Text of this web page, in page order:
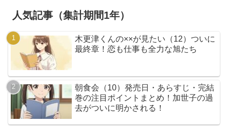
人気記事（集計期間1年）
木更津くんの××が見たい（12）ついに
最終章！恋も仕事も全力な旭たち
朝食会（10）発売日・あらすじ・完結
巻の注目ポイントまとめ！加世子の過
去がついに明かされる！